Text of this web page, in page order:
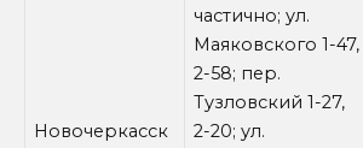
Новочеркасск
частично; ул.
Маяковского 1-47,
2-58; пер.
Тузловский 1-27,
2-20; ул.